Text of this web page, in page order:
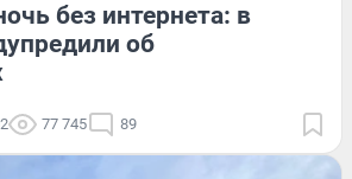
без интернета: в
об
77 745 89